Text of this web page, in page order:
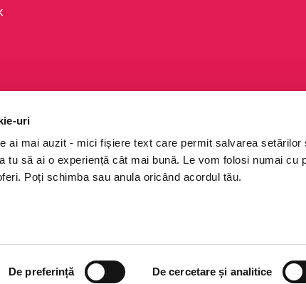
uri
ai mai auzit - mici fișiere text care permit salvarea setărilor
tu să ai o experiență cât mai bună. Le vom folosi numai cu
Poți schimba sau anula oricând acordul tău.
De preferință De cercetare și analitice
drepturile rezervate.